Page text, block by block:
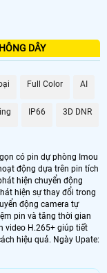
khả năng hoạt động
tuyệt vời với độ
một cách rõ nét và sắc
lưu trữ dữ liệu lâu dài
có được sự tiện lợi
hình ảnh và dữ liệu lưu
DÂY
Full Color AI
IP66 3D DNR
có pin dự phòng Imou
động dựa trên pin tích
hiện chuyển động
hiện sự thay đổi trong
động camera tự
pin và tăng thời gian
video H.265+ giúp tiết
hiệu quả. Ngày Upate: